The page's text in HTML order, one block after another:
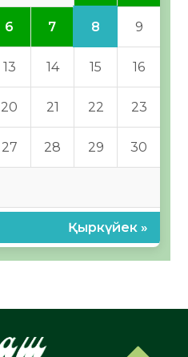
6 7 8 9
13 14 15 16
20 21 22 23
27 28 29 30
Қыркүйек »